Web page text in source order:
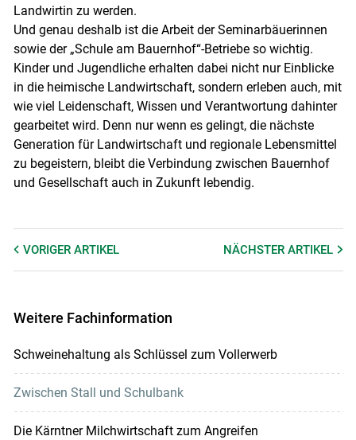
Landwirtin zu werden.
Und genau deshalb ist die Arbeit der Seminarbäuerinnen
sowie der „Schule am Bauernhof“-Betriebe so wichtig.
Kinder und Jugendliche erhalten dabei nicht nur Einblicke
in die heimische Landwirtschaft, sondern erleben auch, mit
wie viel Leidenschaft, Wissen und Verantwortung dahinter
gearbeitet wird. Denn nur wenn es gelingt, die nächste
Generation für Landwirtschaft und regionale Lebensmittel
zu begeistern, bleibt die Verbindung zwischen Bauernhof
und Gesellschaft auch in Zukunft lebendig.
VORIGER ARTIKEL NÄCHSTERARTIKEL
Weitere Fachinformation
Schweinehaltung als Schlüssel zum Vollerwerb
Zwischen Stall und Schulbank
Die Kärntner Milchwirtschaft zum Angreifen